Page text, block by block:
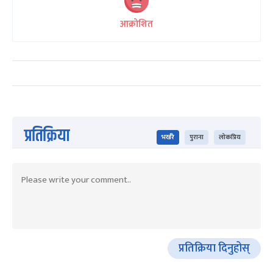
आक्रोशित
प्रतिक्रिया भर्खरै पुराना लोकप्रिय
प्रतिक्रिया दिनुहोस्